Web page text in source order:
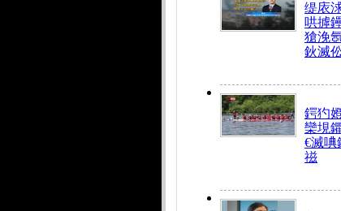
缇庡
哄摢
獊浼
鈥滅
鍔犳
欒垷
€滅唺
禌